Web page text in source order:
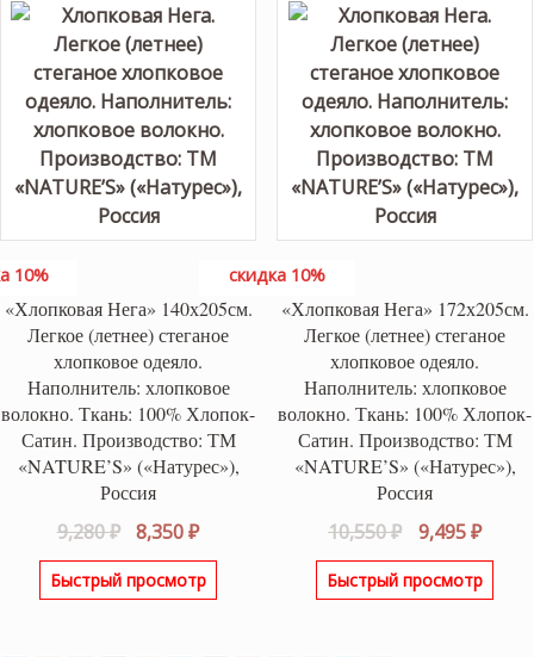
10%
«Хлопковая Нега» 140х205см.
Легкое (летнее) стеганое
хлопковое одеяло.
Наполнитель: хлопковое
волокно. Ткань: 100% Хлопок-
Сатин. Производство: ТМ
«NATURE’S» («Натурес»),
Россия
9,280₽
Первоначальная
цена
составляла
8,350₽Текущая
цена:
8,350 ₽.
Быстрый просмотр
скидка 10%
«Хлопковая Нега» 172х205см.
Легкое (летнее) стеганое
хлопковое одеяло.
Наполнитель: хлопковое
волокно. Ткань: 100% Хлопок-
Сатин. Производство: ТМ
«NATURE’S» («Натурес»),
Россия
10,550₽
цена
составляла
9,495₽
цена:
9,495
Быстрый просмотр